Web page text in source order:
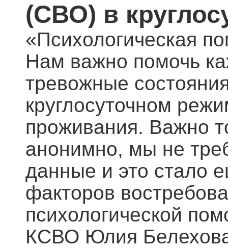
(СВО) в
«Психологическая
Нам важно помочь
тревожные
круглосуточном
проживания. Важно
анонимно, мы не
данные и это стало
факторов
психологической
КСВО Юлия